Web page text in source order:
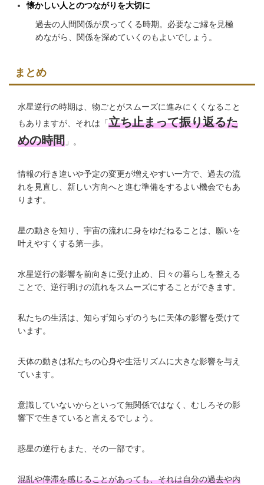
懐かしい人とのつながりを大切に
過去の人間関係が戻ってくる時期。必要なご縁を見極
めながら、関係を深めていくのもよいでしょう。
まとめ
水星逆行の時期は、物ごとがスムーズに進みにくくなること
もありますが、それは「立ち止まって振り返るた
めの時間 」。
情報の行き違いや予定の変更が増えやすい一方で、過去の流
れを見直し、新しい方向へと進む準備をするよい機会でもあ
ります。
星の動きを知り、宇宙の流れに身をゆだねることは、願いを
叶えやすくする第一歩。
水星逆行の影響を前向きに受け止め、日々の暮らしを整える
ことで、逆行明けの流れをスムーズにすることができます。
私たちの生活は、知らず知らずのうちに天体の影響を受けて
います。
天体の動きは私たちの心身や生活リズムに大きな影響を与え
ています。
意識していないからといって無関係ではなく、むしろその影
響下で生きていると言えるでしょう。
惑星の逆行もまた、その一部です。
混乱や停滞を感じることがあっても、それは自分の過去や内